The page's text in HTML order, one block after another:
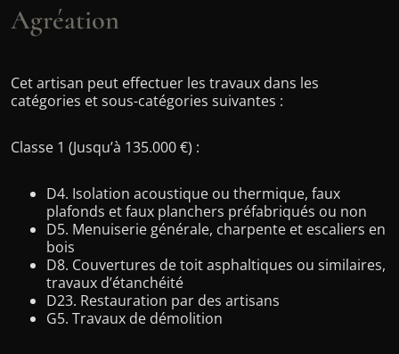
Agréation
Cet artisan peut effectuer les travaux dans les
catégories et sous-catégories suivantes :
Classe 1 (Jusqu’à 135.000 €) :
D4. Isolation acoustique ou thermique, faux
plafonds et faux planchers préfabriqués ou non
D5. Menuiserie générale, charpente et escaliers en
bois
D8. Couvertures de toit asphaltiques ou similaires,
travaux d’étanchéité
D23. Restauration par des artisans
G5. Travaux de démolition